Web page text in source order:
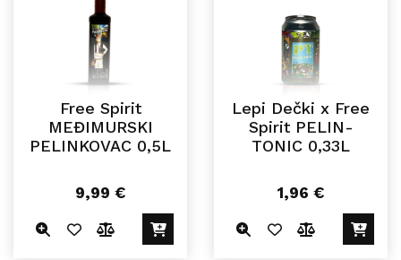
Free Spirit
MEĐIMURSKI
PELINKOVAC 0,5L
9,99 €
Lepi Dečki x Free
Spirit PELIN-
TONIC 0,33L
1,96 €